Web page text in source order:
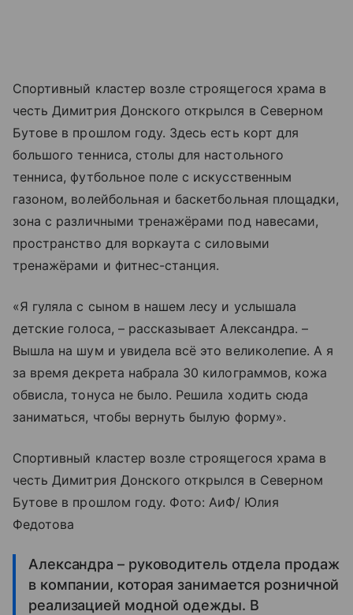
Спортивный кластер возле строящегося храма в
честь Димитрия Донского открылся в Северном
Бутове в прошлом году. Здесь есть корт для
большого тенниса, столы для настольного
тенниса, футбольное поле с искусственным
газоном, волейбольная и баскетбольная площадки,
зона с различными тренажёрами под навесами,
пространство для воркаута с силовыми
тренажёрами и фитнес-станция.
«Я гуляла с сыном в нашем лесу и услышала
детские голоса, – рассказывает Александра. –
Вышла на шум и увидела всё это великолепие. А я
за время декрета набрала 30 килограммов, кожа
обвисла, тонуса не было. Решила ходить сюда
заниматься, чтобы вернуть былую форму».
Спортивный кластер возле строящегося храма в
честь Димитрия Донского открылся в Северном
Бутове в прошлом году. Фото: АиФ/ Юлия
Федотова
Александра – руководитель отдела продаж
в компании, которая занимается розничной
реализацией модной одежды. В